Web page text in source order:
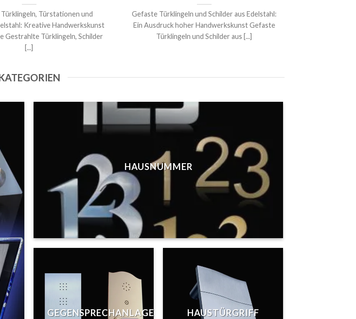
Türstationen und
Kreative Handwerkskunst
Gestrahlte Türklingeln, Schilder
[...]
Gefaste Türklingeln und Schilder aus Edelstahl:
Ein Ausdruck hoher Handwerkskunst Gefaste
Türklingeln und Schilder aus [...]
HAUSNUMMER
GEGENSPRECHANLAGE HAUSTÜRGRIFF